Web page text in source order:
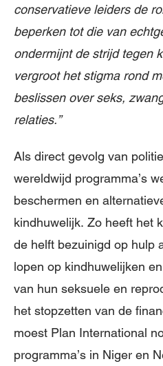
conservatieve leiders de
beperken tot die van
ondermijnt de strijd tegen
vergroot het stigma rond
beslissen over seks,
relaties.”
Als direct gevolg van
wereldwijd programma’s
beschermen en
kindhuwelijk. Zo heeft het
de helft bezuinigd op hulp
lopen op kindhuwelijken
van hun seksuele en
het stopzetten van de
moest Plan International
programma’s in Niger en